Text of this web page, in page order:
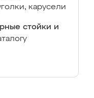
карусели
стойки и